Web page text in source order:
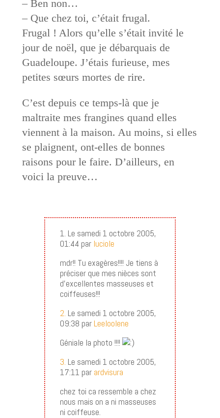
– Ben non…
– Que chez toi, c’était frugal.
Frugal ! Alors qu’elle s’était invité le
jour de noël, que je débarquais de
Guadeloupe. J’étais furieuse, mes
petites sœurs mortes de rire.
C’est depuis ce temps-là que je
maltraite mes frangines quand elles
viennent à la maison. Au moins, si elles
se plaignent, ont-elles de bonnes
raisons pour le faire. D’ailleurs, en
voici la preuve…
1. Le samedi 1 octobre 2005,
01:44 par luciole
mdr!! Tu exagères!!!! Je tiens à
préciser que mes nièces sont
d’excellentes masseuses et
coiffeuses!!!
2. Le samedi 1 octobre 2005,
09:38 parLeeloolene
Géniale la photo !!!!
3. Le samedi 1 octobre 2005,
17:11 par ardvisura
chez toi ca ressemble a chez
nous mais on a ni masseuses
ni coiffeuse.